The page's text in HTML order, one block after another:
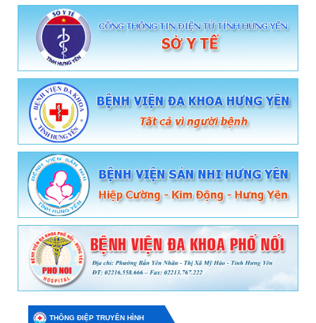
THÔNG ĐIỆP TRUYỀN HÌNH